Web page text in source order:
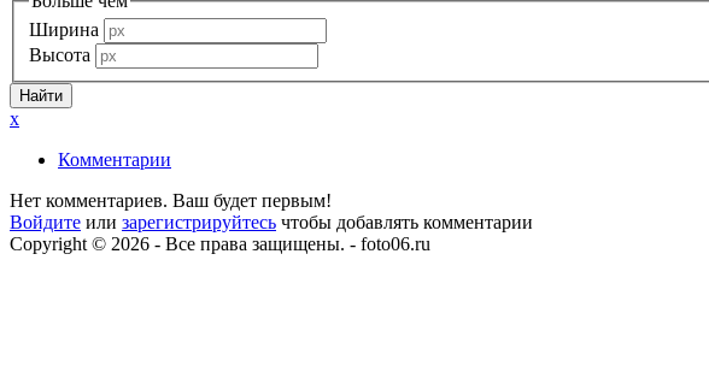
Ширина
Высота
x
Комментарии
Нет комментариев. Ваш будет первым!
Войдите или зарегистрируйтесь чтобы добавлять комментарии
Copyright © 2026 - Все права защищены. - foto06.ru